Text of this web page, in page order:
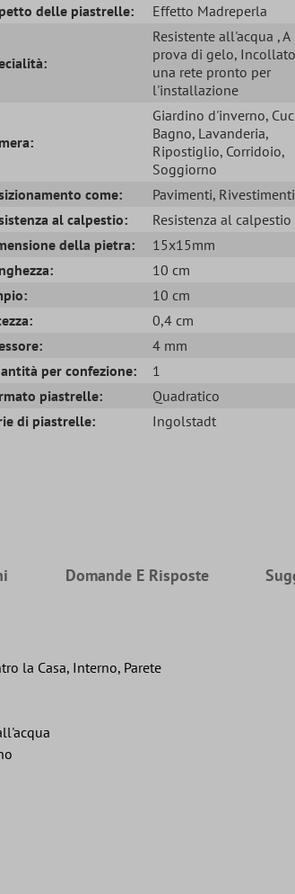
delle piastrelle:
Effetto Madreperla
Resistente all'acqua , A
prova di gelo,
una rete pronto per
l'installazione
Giardino d'inverno,
Bagno, Lavanderia,
Ripostiglio, Corridoio,
Soggiorno
come:
Pavimenti, Rivestimenti
al calpestio:
Resistenza al calpestio
della pietra:
15x15mm
10 cm
10 cm
0,4 cm
4 mm
per confezione:
1
piastrelle:
Quadratico
di piastrelle:
Ingolstadt
Domande E Risposte
la Casa, Interno, Parete